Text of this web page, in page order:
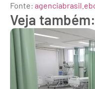
Fonte:
Veja também: